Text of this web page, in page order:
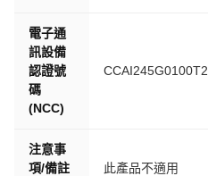
電子通
訊設備
認證號
碼
(NCC)
CCAI245G0100T2
注意事
項/備註
此產品不適用